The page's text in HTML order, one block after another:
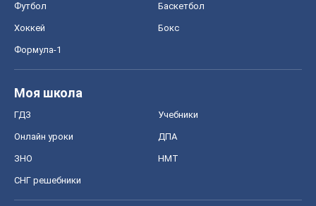
Футбол Баскетбол
Хоккей Бокс
Формула-1
Моя школа
ГДЗ Учебники
Онлайн уроки ДПА
ЗНО НМТ
СНГ решебники